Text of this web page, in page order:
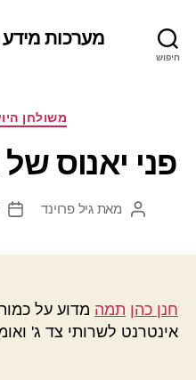
חיפוש
מערכות
משולחן
פני יאנוס
המחבר
מאתגיל פרוינד
חנן כהן תמה מדוע על
אינטרנט לשרותי צד ג'